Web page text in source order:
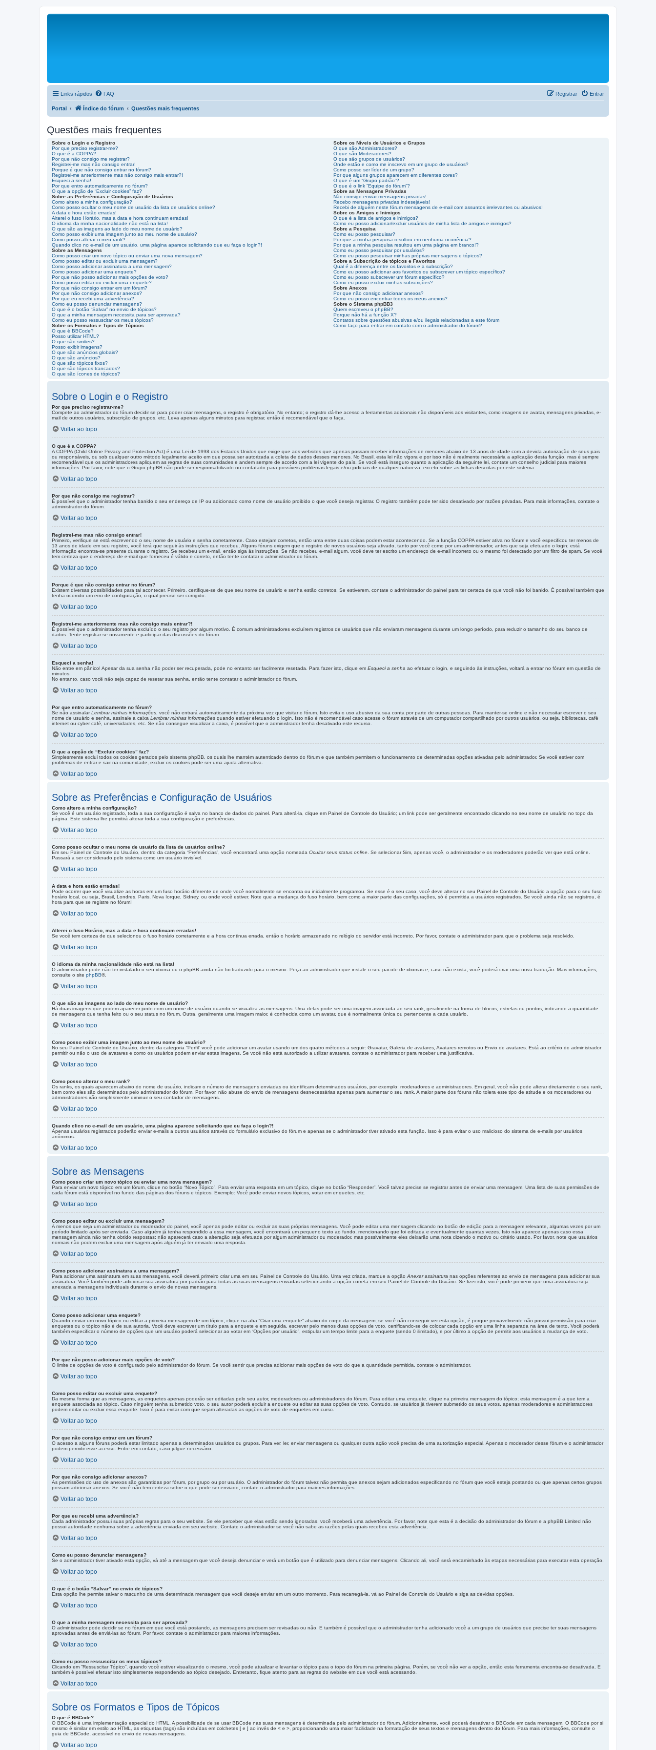
Links rápidos FAQ Entrar
Registrar
Portal Índice do fórum Questões mais frequentes
Questões mais frequentes
Sobre o Login e o Registro
Por que preciso registrar-me?
O que é a COPPA?
Por que não consigo me registrar?
Registrei-me mas não consigo entrar!
Porque é que não consigo entrar no fórum?
Registrei-me anteriormente mas não consigo mais entrar?!
Esqueci a senha!
Por que entro automaticamente no fórum?
O que a opção de “Excluir cookies” faz?
Sobre as Preferências e Configuração de Usuários
Como altero a minha configuração?
Como posso ocultar o meu nome de usuário da lista de usuários online?
A data e hora estão erradas!
Alterei o fuso Horário, mas a data e hora continuam erradas!
O idioma da minha nacionalidade não está na lista!
O que são as imagens ao lado do meu nome de usuário?
Como posso exibir uma imagem junto ao meu nome de usuário?
Como posso alterar o meu rank?
Quando clico no e-mail de um usuário, uma página aparece solicitando que eu faça o login?!
Sobre as Mensagens
Como posso criar um novo tópico ou enviar uma nova mensagem?
Como posso editar ou excluir uma mensagem?
Como posso adicionar assinatura a uma mensagem?
Como posso adicionar uma enquete?
Por que não posso adicionar mais opções de voto?
Como posso editar ou excluir uma enquete?
Por que não consigo entrar em um fórum?
Por que não consigo adicionar anexos?
Por que eu recebi uma advertência?
Como eu posso denunciar mensagens?
O que é o botão “Salvar” no envio de tópicos?
O que a minha mensagem necessita para ser aprovada?
Como eu posso ressuscitar os meus tópicos?
Sobre os Formatos e Tipos de Tópicos
O que é BBCode?
Posso utilizar HTML?
O que são smilies?
Posso exibir imagens?
O que são anúncios globais?
O que são anúncios?
O que são tópicos fixos?
O que são tópicos trancados?
O que são ícones de tópicos?
Sobre os Níveis de Usuários e Grupos
O que são Administradores?
O que são Moderadores?
O que são grupos de usuários?
Onde estão e como me inscrevo em um grupo de usuários?
Como posso ser líder de um grupo?
Por que alguns grupos aparecem em diferentes cores?
O que é um “Grupo padrão”?
O que é o link “Equipe do fórum”?
Sobre as Mensagens Privadas
Não consigo enviar mensagens privadas!
Recebo mensagens privadas indesejáveis!
Recebi de alguém neste fórum mensagens de e-mail com assuntos irrelevantes ou abusivos!
Sobre os Amigos e Inimigos
O que é a lista de amigos e inimigos?
Como eu posso adicionar/excluir usuários de minha lista de amigos e inimigos?
Sobre a Pesquisa
Como eu posso pesquisar?
Por que a minha pesquisa resultou em nenhuma ocorrência?
Por que a minha pesquisa resultou em uma página em branco!?
Como eu posso pesquisar por usuários?
Como eu posso pesquisar minhas próprias mensagens e tópicos?
Sobre a Subscrição de tópicos e Favoritos
Qual é a diferença entre os favoritos e a subscrição?
Como eu posso adicionar aos favoritos ou subscrever um tópico específico?
Como eu posso subscrever um fórum específico?
Como eu posso excluir minhas subscrições?
Sobre Anexos
Por que não consigo adicionar anexos?
Como eu posso encontrar todos os meus anexos?
Sobre o Sistema phpBB3
Quem escreveu o phpBB?
Porque não há a função X?
Contatos sobre questões abusivas e/ou ilegais relacionadas a este fórum
Como faço para entrar em contato com o administrador do fórum?
Sobre o Login e o Registro
Por que preciso registrar-me?
Compete ao administrador do fórum decidir se para poder criar mensagens, o registro é obrigatório. No entanto; o registro dá-lhe acesso a ferramentas adicionais não disponíveis aos visitantes, como imagens de avatar, mensagens privadas, e-
mail de outros usuários, subscrição de grupos, etc. Leva apenas alguns minutos para registrar, então é recomendável que o faça.
Voltar ao topo
O que é a COPPA?
A COPPA (Child Online Privacy and Protection Act) é uma Lei de 1998 dos Estados Unidos que exige que aos websites que apenas possam receber informações de menores abaixo de 13 anos de idade com a devida autorização de seus pais
ou responsáveis, ou sob qualquer outro método legalmente aceito em que possa ser autorizada a coleta de dados desses menores. No Brasil, esta lei não vigora e por isso não é realmente necessária a aplicação desta função, mas é sempre
recomendável que os administradores apliquem as regras de suas comunidades e andem sempre de acordo com a lei vigente do país. Se você está inseguro quanto a aplicação da seguinte lei, contate um conselho judicial para maiores
informações. Por favor, note que o Grupo phpBB não pode ser responsabilizado ou contatado para possíveis problemas legais e/ou judiciais de qualquer natureza, exceto sobre as linhas descritas por este sistema.
Voltar ao topo
Por que não consigo me registrar?
É possível que o administrador tenha banido o seu endereço de IP ou adicionado como nome de usuário proibido o que você deseja registrar. O registro também pode ter sido desativado por razões privadas. Para mais informações, contate o
administrador do fórum.
Voltar ao topo
Registrei-me mas não consigo entrar!
Primeiro, verifique se está escrevendo o seu nome de usuário e senha corretamente. Caso estejam corretos, então uma entre duas coisas podem estar acontecendo. Se a função COPPA estiver ativa no fórum e você especificou ter menos de
13 anos de idade em seu registro, você terá que seguir às instruções que recebeu. Alguns fóruns exigem que o registro de novos usuários seja ativado, tanto por você como por um administrador, antes que seja efetuado o login; está
informação encontra-se presente durante o registro. Se recebeu um e-mail, então siga às instruções. Se não recebeu e-mail algum, você deve ter escrito um endereço de e-mail incorreto ou o mesmo foi detectado por um filtro de spam. Se você
tem certeza que o endereço de e-mail que forneceu é válido e correto, então tente contatar o administrador do fórum.
Voltar ao topo
Porque é que não consigo entrar no fórum?
Existem diversas possibilidades para tal acontecer. Primeiro, certifique-se de que seu nome de usuário e senha estão corretos. Se estiverem, contate o administrador do painel para ter certeza de que você não foi banido. É possível também que
tenha ocorrido um erro de configuração, o qual precise ser corrigido.
Voltar ao topo
Registrei-me anteriormente mas não consigo mais entrar?!
É possível que o administrador tenha excluído o seu registro por algum motivo. É comum administradores excluírem registros de usuários que não enviaram mensagens durante um longo período, para reduzir o tamanho do seu banco de
dados. Tente registrar-se novamente e participar das discussões do fórum.
Voltar ao topo
Esqueci a senha!
Não entre em pânico! Apesar da sua senha não poder ser recuperada, pode no entanto ser facilmente resetada. Para fazer isto, clique em Esqueci a senha ao efetuar o login, e seguindo às instruções, voltará a entrar no fórum em questão de
minutos.
No entanto, caso você não seja capaz de resetar sua senha, então tente contatar o administrador do fórum.
Voltar ao topo
Por que entro automaticamente no fórum?
Se não assinalarLembrar minhas informações , você não entrará automaticamente da próxima vez que visitar o fórum. Isto evita o uso abusivo da sua conta por parte de outras pessoas. Para manter-se online e não necessitar escrever o seu
nome de usuário e senha, assinale a caixa Lembrar minhas informações quando estiver efetuando o login. Isto não é recomendável caso acesse o fórum através de um computador compartilhado por outros usuários, ou seja, bibliotecas, café
internet ou cyber café, universidades, etc. Se não consegue visualizar a caixa, é possível que o administrador tenha desativado este recurso.
Voltar ao topo
O que a opção de “Excluir cookies” faz?
Simplesmente exclui todos os cookies gerados pelo sistema phpBB, os quais lhe mantém autenticado dentro do fórum e que também permitem o funcionamento de determinadas opções ativadas pelo administrador. Se você estiver com
problemas de entrar e sair na comunidade, excluir os cookies pode ser uma ajuda alternativa.
Voltar ao topo
Sobre as Preferências e Configuração de Usuários
Como altero a minha configuração?
Se você é um usuário registrado, toda a sua configuração é salva no banco de dados do painel. Para alterá-la, clique em Painel de Controle do Usuário; um link pode ser geralmente encontrado clicando no seu nome de usuário no topo da
página. Este sistema lhe permitirá alterar toda a sua configuração e preferências.
Voltar ao topo
Como posso ocultar o meu nome de usuário da lista de usuários online?
Em seu Painel de Controle do Usuário, dentro da categoria “Preferências”, você encontrará uma opção nomeada Ocultar seus status online . Se selecionar Sim, apenas você, o administrador e os moderadores poderão ver que está online.
Passará a ser considerado pelo sistema como um usuário invisível.
Voltar ao topo
A data e hora estão erradas!
Pode ocorrer que você visualize as horas em um fuso horário diferente de onde você normalmente se encontra ou inicialmente programou. Se esse é o seu caso, você deve alterar no seu Painel de Controle do Usuário a opção para o seu fuso
horário local, ou seja, Brasil, Londres, Paris, Nova Iorque, Sidney, ou onde você estiver. Note que a mudança do fuso horário, bem como a maior parte das configurações, só é permitida a usuários registrados. Se você ainda não se registrou, é
hora para que se registre no fórum!
Voltar ao topo
Alterei o fuso Horário, mas a data e hora continuam erradas!
Se você tem certeza de que selecionou o fuso horário corretamente e a hora continua errada, então o horário armazenado no relógio do servidor está incorreto. Por favor, contate o administrador para que o problema seja resolvido.
Voltar ao topo
O idioma da minha nacionalidade não está na lista!
O administrador pode não ter instalado o seu idioma ou o phpBB ainda não foi traduzido para o mesmo. Peça ao administrador que instale o seu pacote de idiomas e, caso não exista, você poderá criar uma nova tradução. Mais informações,
consulte o site phpBB®.
Voltar ao topo
O que são as imagens ao lado do meu nome de usuário?
Há duas imagens que podem aparecer junto com um nome de usuário quando se visualiza as mensagens. Uma delas pode ser uma imagem associada ao seu rank, geralmente na forma de blocos, estrelas ou pontos, indicando a quantidade
de mensagens que tenha feito ou o seu status no fórum. Outra, geralmente uma imagem maior, é conhecida como um avatar, que é normalmente única ou pertencente a cada usuário.
Voltar ao topo
Como posso exibir uma imagem junto ao meu nome de usuário?
No seu Painel de Controle do Usuário, dentro da categoria “Perfil” você pode adicionar um avatar usando um dos quatro métodos a seguir: Gravatar, Galeria de avatares, Avatares remotos ou Envio de avatares. Está ao critério do administrador
permitir ou não o uso de avatares e como os usuários podem enviar estas imagens. Se você não está autorizado a utilizar avatares, contate o administrador para receber uma justificativa.
Voltar ao topo
Como posso alterar o meu rank?
Os ranks, os quais aparecem abaixo do nome de usuário, indicam o número de mensagens enviadas ou identificam determinados usuários, por exemplo: moderadores e administradores. Em geral, você não pode alterar diretamente o seu rank,
bem como eles são determinados pelo administrador do fórum. Por favor, não abuse do envio de mensagens desnecessárias apenas para aumentar o seu rank. A maior parte dos fóruns não tolera este tipo de atitude e os moderadores ou
administradores irão simplesmente diminuir o seu contador de mensagens.
Voltar ao topo
Quando clico no e-mail de um usuário, uma página aparece solicitando que eu faça o login?!
Apenas usuários registrados poderão enviar e-mails a outros usuários através do formulário exclusivo do fórum e apenas se o administrador tiver ativado esta função. Isso é para evitar o uso malicioso do sistema de e-mails por usuários
anônimos.
Voltar ao topo
Sobre as Mensagens
Como posso criar um novo tópico ou enviar uma nova mensagem?
Para enviar um novo tópico em um fórum, clique no botão “Novo Tópico”. Para enviar uma resposta em um tópico, clique no botão “Responder”. Você talvez precise se registrar antes de enviar uma mensagem. Uma lista de suas permissões de
cada fórum está disponível no fundo das páginas dos fóruns e tópicos. Exemplo: Você pode enviar novos tópicos, votar em enquetes, etc.
Voltar ao topo
Como posso editar ou excluir uma mensagem?
A menos que seja um administrador ou moderador do painel, você apenas pode editar ou excluir as suas próprias mensagens. Você pode editar uma mensagem clicando no botão de edição para a mensagem relevante, algumas vezes por um
período limitado após ser enviada. Caso alguém já tenha respondido a essa mensagem, você encontrará um pequeno texto ao fundo, mencionando que foi editada e eventualmente quantas vezes. Isto não aparece apenas caso essa
mensagem ainda não tenha obtido respostas; não aparecerá caso a alteração seja efetuada por algum administrador ou moderador, mas possivelmente eles deixarão uma nota dizendo o motivo ou critério usado. Por favor, note que usuários
normais não podem excluir uma mensagem após alguém já ter enviado uma resposta.
Voltar ao topo
Como posso adicionar assinatura a uma mensagem?
Para adicionar uma assinatura em suas mensagens, você deverá primeiro criar uma em seu Painel de Controle do Usuário. Uma vez criada, marque a opção Anexar assinatura nas opções referentes ao envio de mensagens para adicionar sua
assinatura. Você também pode adicionar sua assinatura por padrão para todas as suas mensagens enviadas selecionando a opção correta em seu Painel de Controle do Usuário. Se fizer isto, você pode prevenir que uma assinatura seja
anexada a mensagens individuais durante o envio de novas mensagens.
Voltar ao topo
Como posso adicionar uma enquete?
Quando enviar um novo tópico ou editar a primeira mensagem de um tópico, clique na aba “Criar uma enquete” abaixo do corpo da mensagem; se você não conseguir ver esta opção, é porque provavelmente não possui permissão para criar
enquetes ou o tópico não é de sua autoria. Você deve escrever um título para a enquete e em seguida, escrever pelo menos duas opções de voto, certificando-se de colocar cada opção em uma linha separada na área de texto. Você poderá
também especificar o número de opções que um usuário poderá selecionar ao votar em “Opções por usuário”, estipular um tempo limite para a enquete (sendo 0 ilimitado), e por último a opção de permitir aos usuários a mudança de voto.
Voltar ao topo
Por que não posso adicionar mais opções de voto?
O limite de opções de voto é configurado pelo administrador do fórum. Se você sentir que precisa adicionar mais opções de voto do que a quantidade permitida, contate o administrador.
Voltar ao topo
Como posso editar ou excluir uma enquete?
Da mesma forma que as mensagens, as enquetes apenas poderão ser editadas pelo seu autor, moderadores ou administradores do fórum. Para editar uma enquete, clique na primeira mensagem do tópico; esta mensagem é a que tem a
enquete associada ao tópico. Caso ninguém tenha submetido voto, o seu autor poderá excluir a enquete ou editar as suas opções de voto. Contudo, se usuários já tiverem submetido os seus votos, apenas moderadores e administradores
podem editar ou excluir essa enquete. Isso é para evitar com que sejam alteradas as opções de voto de enquetes em curso.
Voltar ao topo
Por que não consigo entrar em um fórum?
O acesso a alguns fóruns poderá estar limitado apenas a determinados usuários ou grupos. Para ver, ler, enviar mensagens ou qualquer outra ação você precisa de uma autorização especial. Apenas o moderador desse fórum e o administrador
podem permitir esse acesso. Entre em contato, caso julgue necessário.
Voltar ao topo
Por que não consigo adicionar anexos?
As permissões do uso de anexos são garantidas por fórum, por grupo ou por usuário. O administrador do fórum talvez não permita que anexos sejam adicionados especificando no fórum que você esteja postando ou que apenas certos grupos
possam adicionar anexos. Se você não tem certeza sobre o que pode ser enviado, contate o administrador para maiores informações.
Voltar ao topo
Por que eu recebi uma advertência?
Cada administrador possui suas próprias regras para o seu website. Se ele perceber que elas estão sendo ignoradas, você receberá uma advertência. Por favor, note que esta é a decisão do administrador do fórum e a phpBB Limited não
possui autoridade nenhuma sobre a advertência enviada em seu website. Contate o administrador se você não sabe as razões pelas quais recebeu esta advertência.
Voltar ao topo
Como eu posso denunciar mensagens?
Se o administrador tiver ativado esta opção, vá até a mensagem que você deseja denunciar e verá um botão que é utilizado para denunciar mensagens. Clicando ali, você será encaminhado às etapas necessárias para executar esta operação.
Voltar ao topo
O que é o botão “Salvar” no envio de tópicos?
Esta opção lhe permite salvar o rascunho de uma determinada mensagem que você deseje enviar em um outro momento. Para recarregá-la, vá ao Painel de Controle do Usuário e siga as devidas opções.
Voltar ao topo
O que a minha mensagem necessita para ser aprovada?
O administrador pode decidir se no fórum em que você está postando, as mensagens precisem ser revisadas ou não. E também é possível que o administrador tenha adicionado você a um grupo de usuários que precise ter suas mensagens
aprovadas antes de enviá-las ao fórum. Por favor, contate o administrador para maiores informações.
Voltar ao topo
Como eu posso ressuscitar os meus tópicos?
Clicando em “Ressuscitar Tópico”, quando você estiver visualizando o mesmo, você pode atualizar e levantar o tópico para o topo do fórum na primeira página. Porém, se você não ver a opção, então esta ferramenta encontra-se desativada. E
também é possível efetuar isto simplesmente respondendo ao tópico desejado. Entretanto, fique atento para as regras do website em que você está acessando.
Voltar ao topo
Sobre os Formatos e Tipos de Tópicos
O que é BBCode?
O BBCode é uma implementação especial do HTML. A possibilidade de se usar BBCode nas suas mensagens é determinada pelo administrador do fórum. Adicionalmente, você poderá desativar o BBCode em cada mensagem. O BBCode por si
mesmo é similar em estilo ao HTML, as etiquetas (tags) são incluídas em colchetes [ e ] ao invés de < e >, proporcionando uma maior facilidade na formatação de seus textos e mensagens dentro do fórum. Para mais informações, consulte o
guia de BBCode, acessível no envio de novas mensagens.
Voltar ao topo